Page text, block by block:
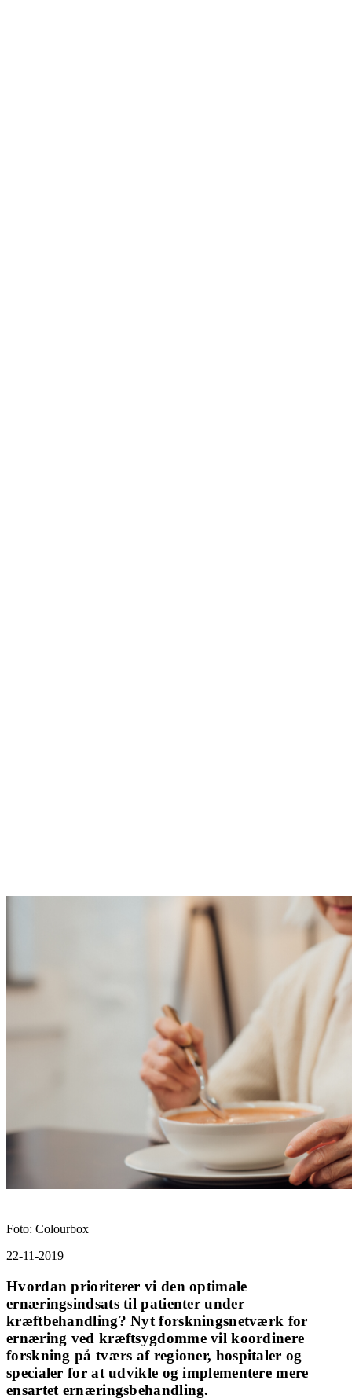
Foto: Colourbox
22-11-2019
Hvordan prioriterer vi den optimale
ernæringsindsats til patienter under
kræftbehandling? Nyt forskningsnetværk for
ernæring ved kræftsygdomme vil koordinere
forskning på tværs af regioner, hospitaler og
specialer for at udvikle og implementere mere
ensartet ernæringsbehandling.